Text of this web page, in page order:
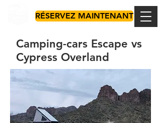
RÉSERVEZ MAINTENANT
Camping-cars Escape vs
Cypress Overland